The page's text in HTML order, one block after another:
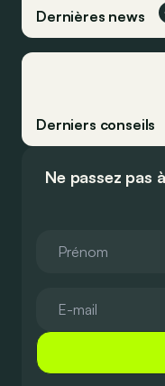
Dernières news
Derniers conseils
Ne passez pas